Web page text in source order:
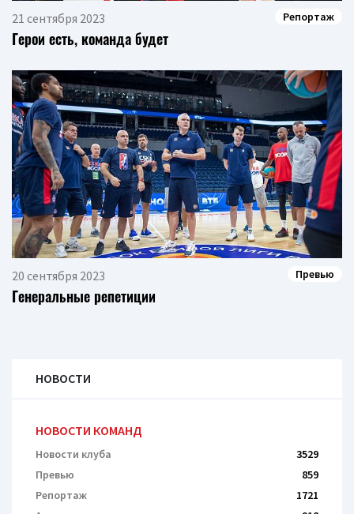
21 сентября 2023 Репортаж
Герои есть, команда будет
20 сентября 2023 Превью
Генеральные репетиции
НОВОСТИ
НОВОСТИ КОМАНД
Новости клуба
3529
Превью
859
Репортаж
1721